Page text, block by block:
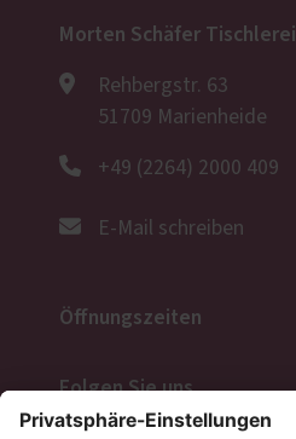
Morten Schäfer Tischlerei
Rehbergstr. 63
51709 Marienheide
+49 (2264) 2000 409
E-Mail schreiben
Öffnungszeiten
Folgen Sie uns